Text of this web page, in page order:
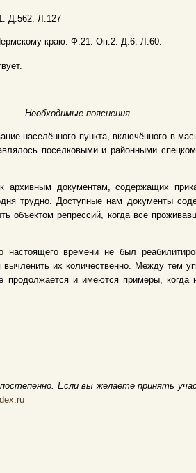
Д.562. Л.127
краю. Ф.21. Оп.2. Д.6. Л.60.
Необходимые пояснения
населённого пункта, включённого в
поселковыми и районными
к архивным документам, содержащих
трудно. Доступные нам документы
объектом репрессий, когда все
времени не был
их количественно. Между тем
и имеются примеры, когда
Если вы желаете принять